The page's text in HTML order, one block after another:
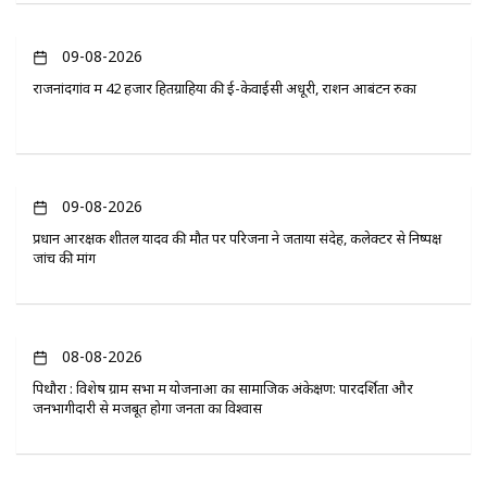
09-08-2026
राजनांदगांव में 42 हजार हितग्राहियों की ई-केवाईसी अधूरी, राशन आबंटन रुका
09-08-2026
प्रधान आरक्षक शीतल यादव की मौत पर परिजनों ने जताया संदेह, कलेक्टर से निष्पक्ष
जांच की मांग
08-08-2026
पिथौरा : विशेष ग्राम सभा में योजनाओं का सामाजिक अंकेक्षण: पारदर्शिता और
जनभागीदारी से मजबूत होगा जनता का विश्वास